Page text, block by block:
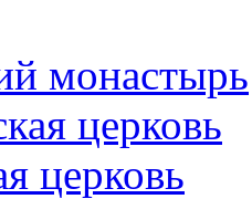
монастырь
церковь
церковь